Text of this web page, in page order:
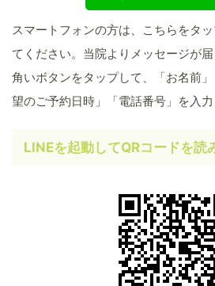
スマートフォンの方は、こちらをタ
てください。当院よりメッセージが
角いボタンをタップして、「お名前
望のご予約日時」「電話番号」を入力
LINEを起動してQRコードを読